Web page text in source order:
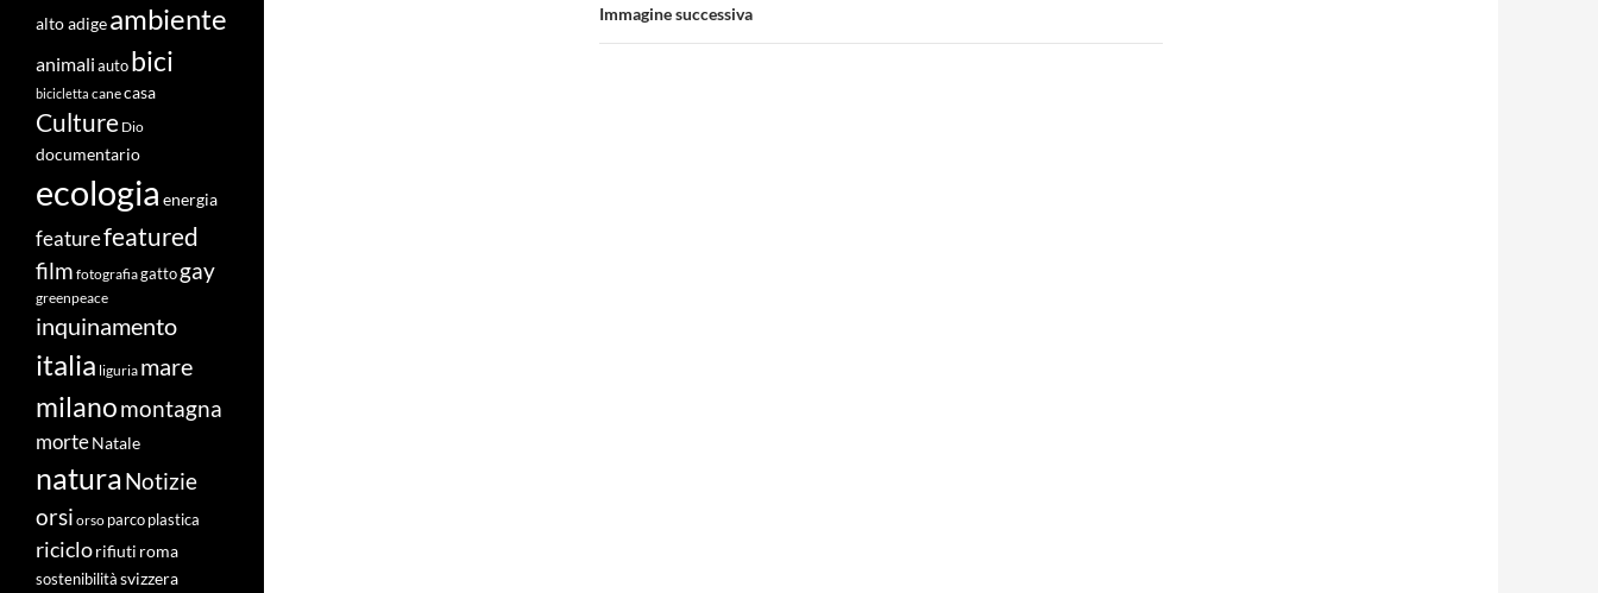
Immagine successiva
alto adigeambiente
animali auto bici
bicicletta canecasa
Culture Dio
documentario
ecologia energia
featurefeatured
film fotografiagatto gay
greenpeace
inquinamento
italia liguria mare
milanomontagna
morteNatale
naturaNotizie
orsi orso parco plastica
riciclorifiuti roma
sostenibilità svizzera